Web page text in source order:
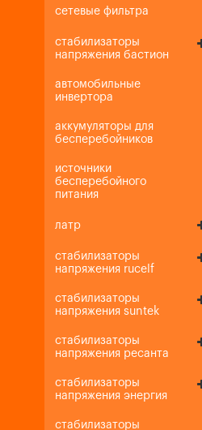
сетевые фильтра
стабилизаторы
напряжения бастион
автомобильные
инвертора
аккумуляторы для
бесперебойников
источники
бесперебойного
питания
латр
стабилизаторы
напряжения rucelf
стабилизаторы
напряжения suntek
стабилизаторы
напряжения ресанта
стабилизаторы
напряжения энергия
стабилизаторы